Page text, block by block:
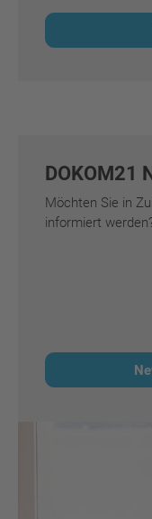
DOKOM21
Möchten Sie in
informiert